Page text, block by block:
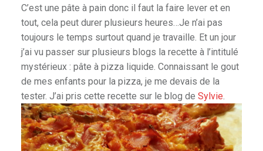
C’est une pâte à pain donc il faut la faire lever et en
tout, cela peut durer plusieurs heures…Je n’ai pas
toujours le temps surtout quand je travaille. Et un jour
j’ai vu passer sur plusieurs blogs la recette à l’intitulé
mystérieux : pâte à pizza liquide. Connaissant le gout
de mes enfants pour la pizza, je me devais de la
tester. J’ai pris cette recette sur le blog de Sylvie.